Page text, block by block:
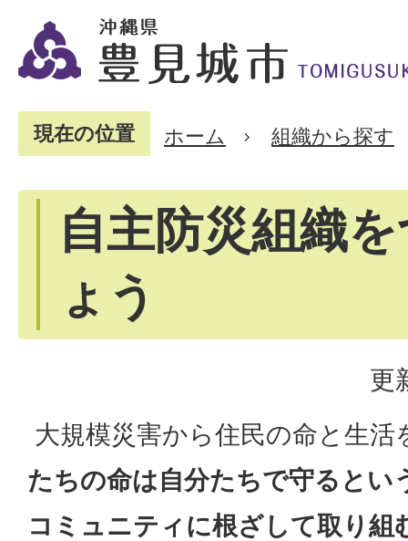
現在の位置 ホーム 組織から探す
自主防災組織
ょう
更
大規模災害から住民の命と生活
たちの命は自分たちで守るとい
コミュニティに根ざして取り組